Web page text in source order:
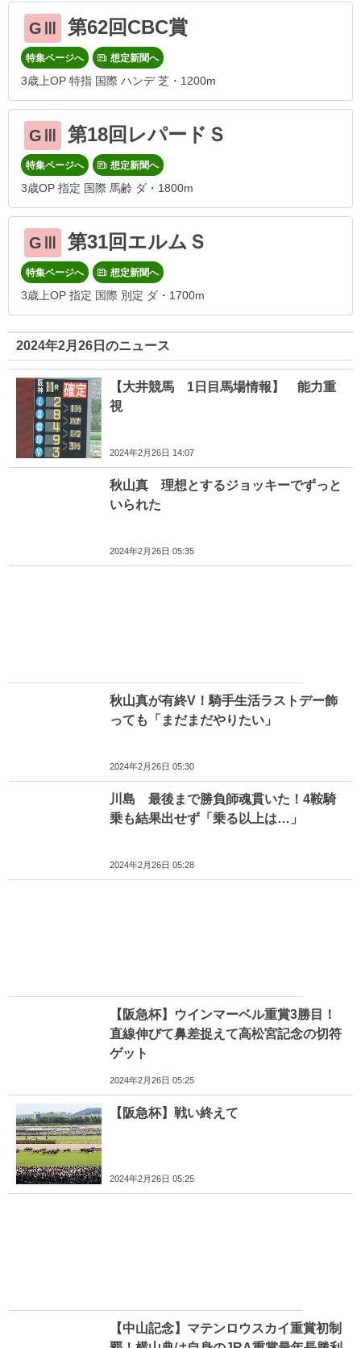
GⅢ 第62回CBC賞
特集ページへ 想定新聞へ
3歳上OP 特指 国際 ハンデ 芝・1200m
GⅢ 第18回レパードＳ
特集ページへ 想定新聞へ
3歳OP 指定 国際 馬齢 ダ・1800m
GⅢ 第31回エルムＳ
特集ページへ 想定新聞へ
3歳上OP 指定 国際 別定 ダ・1700m
2024年2月26日のニュース
【大井競馬 1日目馬場情報】 能力重
視
2024年2月26日 14:07
秋山真 理想とするジョッキーでずっと
いられた
2024年2月26日 05:35
秋山真が有終V！騎手生活ラストデー飾
っても「まだまだやりたい」
2024年2月26日 05:30
川島 最後まで勝負師魂貫いた！4鞍騎
乗も結果出せず「乗る以上は…」
2024年2月26日 05:28
【阪急杯】ウインマーベル重賞3勝目！
直線伸びて鼻差捉えて高松宮記念の切符
ゲット
2024年2月26日 05:25
【阪急杯】戦い終えて
2024年2月26日 05:25
【中山記念】マテンロウスカイ重賞初制